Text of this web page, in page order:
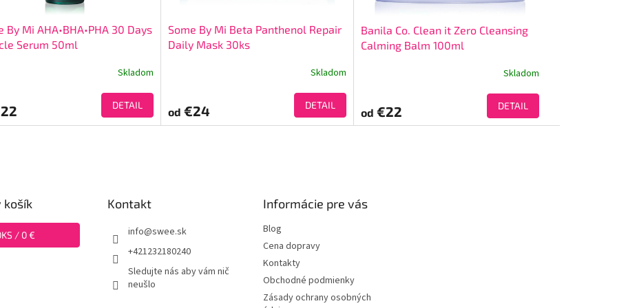
By Mi AHA•BHA•PHA 30 Days
Serum 50ml
Skladom
DETAIL
Some By Mi Beta Panthenol Repair
Daily Mask 30ks
Skladom
od €24 DETAIL
Banila Co. Clean it Zero Cleansing
Calming Balm 100ml
Skladom
od €22 DETAIL
košík
KS / 0 €
Kontakt
info@swee.sk
+421232180240
Sledujte nás aby vám nič
neušlo
Informácie pre vás
Blog
Cena dopravy
Kontakty
Obchodné podmienky
Zásady ochrany osobných